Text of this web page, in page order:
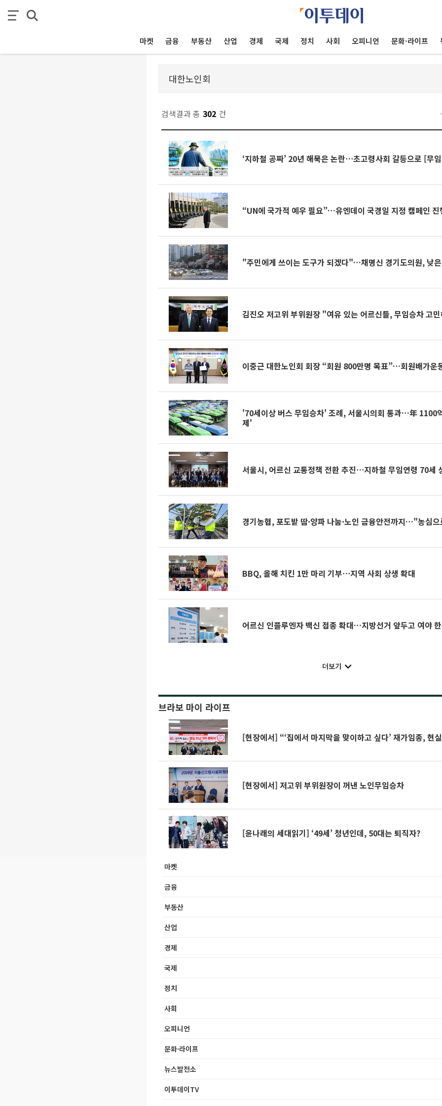
마켓 금융 부동산 산업 경제 국제 정치 사회 오피니언 문화·라이프
검색결과 총 302 건
‘지하철 공짜’ 20년 해묵은 논란⋯초고령사회 갈등으로 [무
“UN에 국가적 예우 필요”…유엔데이 국경일 지정 캠페인 진
"주민에게 쓰이는 도구가 되겠다"…채명신 경기도의원, 낮
김진오 저고위 부위원장 "여유 있는 어르신들, 무임승차 고
이중근 대한노인회 회장 “회원 800만명 목표”…회원배가운
'70세이상 버스 무임승차' 조례, 서울시의회 통과…年 1100
제'
서울시, 어르신 교통정책 전환 추진⋯지하철 무임연령 70세
경기농협, 포도밭 땀·양파 나눔·노인 금융안전까지…"농심
BBQ, 올해 치킨 1만 마리 기부⋯지역 사회 상생 확대
어르신 인플루엔자 백신 접종 확대…지방선거 앞두고 여야
더보기
브라보 마이 라이프
[현장에서] “‘집에서 마지막을 맞이하고 싶다’ 재가임종, 현
[현장에서] 저고위 부위원장이 꺼낸 노인무임승차
[윤나래의 세대읽기] ‘49세’ 청년인데, 50대는 퇴직자?
마켓
금융
부동산
산업
경제
국제
정치
사회
오피니언
문화·라이프
뉴스발전소
이투데이TV